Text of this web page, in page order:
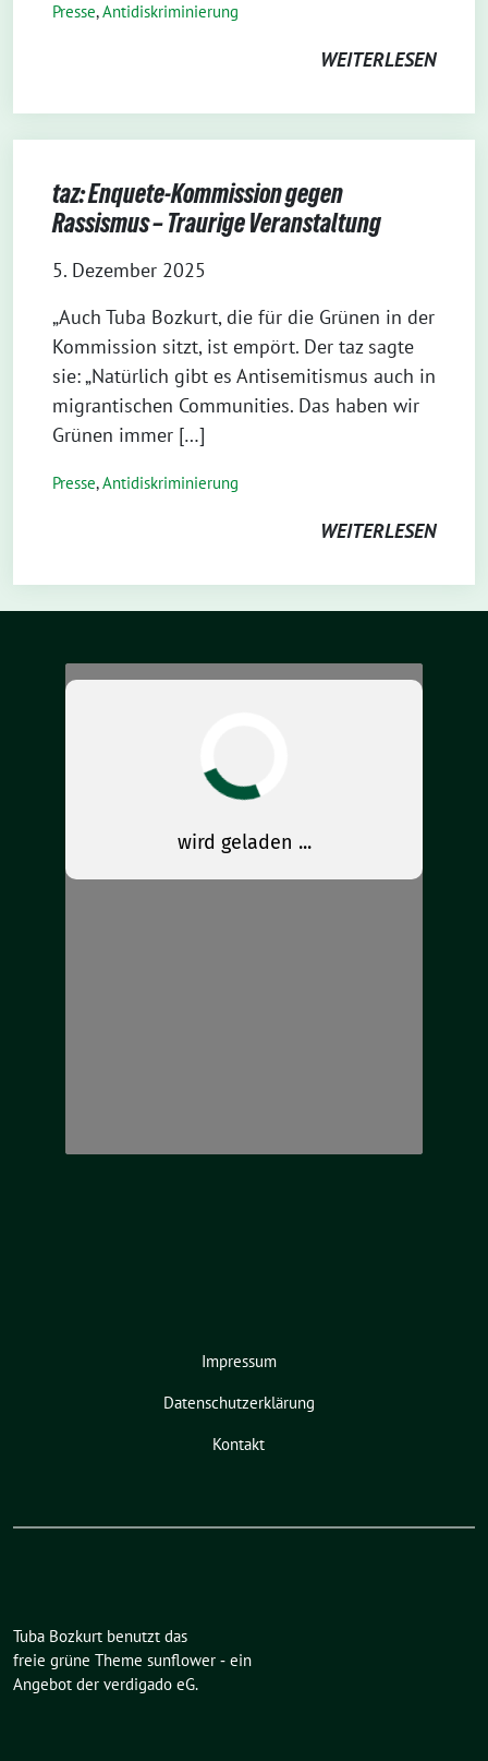
Presse,Antidiskriminierung
WEITERLESEN
taz: Enquete-Kommission gegen
Rassismus – Traurige Veranstaltung
5. Dezember 2025
„Auch Tuba Bozkurt, die für die Grünen in der
Kommission sitzt, ist empört. Der taz sagte
sie: „Natürlich gibt es Antisemitismus auch in
migrantischen Communities. Das haben wir
Grünen immer […]
Presse,Antidiskriminierung
WEITERLESEN
Impressum
Datenschutzerklärung
Kontakt
Tuba Bozkurt benutzt das
freie grüne Theme sunflower ‐ ein
Angebot der verdigado eG.